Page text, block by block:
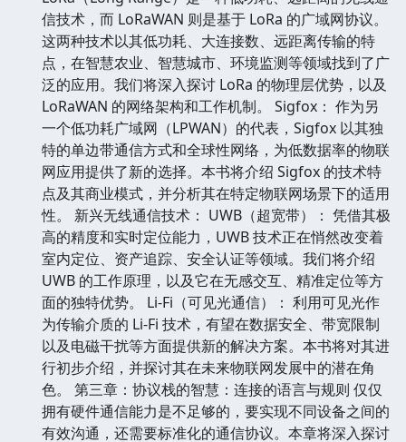
信技术，而 LoRaWAN 则是基于 LoRa 的广域网协议。
这两种技术以其低功耗、大连接数、远距离传输的特
点，在智慧农业、智慧城市、环境监测等领域找到了广
泛的应用。我们将深入探讨 LoRa 的物理层优势，以及
LoRaWAN 的网络架构和工作机制。 Sigfox： 作为另
一个低功耗广域网（LPWAN）的代表，Sigfox 以其独
特的单边带通信方式和全球性网络，为低数据率的物联
网应用提供了新的选择。本书将介绍 Sigfox 的技术特
点及其商业模式，并分析其在特定物联网场景下的适用
性。 新兴无线通信技术： UWB（超宽带）： 凭借其极
高的精度和实时定位能力，UWB 技术正在悄然改变着
室内定位、资产追踪、安全认证等领域。我们将介绍
UWB 的工作原理，以及它在无感交互、精准定位等方
面的独特优势。 Li-Fi（可见光通信）： 利用可见光作
为传输介质的 Li-Fi 技术，有望在数据安全、带宽限制
以及电磁干扰等方面提供新的解决方案。本书将对其进
行初步介绍，并探讨其在未来物联网发展中的潜在角
色。 第三章：协议栈的智慧：连接的语言与规则 仅仅
拥有硬件通信能力是不足够的，要实现不同设备之间的
有效沟通，还需要标准化的通信协议。本章将深入探讨